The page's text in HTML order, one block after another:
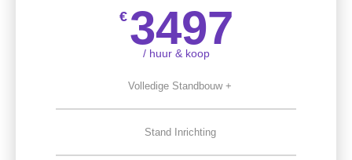
€ 3497
/ huur & koop
Volledige Standbouw +
Stand Inrichting